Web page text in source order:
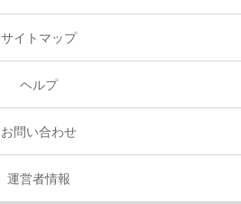
サイトマップ
ヘルプ
お問い合わせ
運営者情報